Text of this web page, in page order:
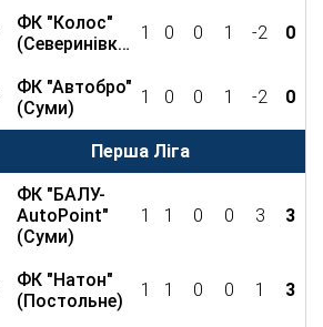
ФК "Колос"
(Северинівка)
1 0 0 1 -2 0
ФК "Автобро"
(Суми)
1 0 0 1 -2 0
Перша Ліга
ФК "БАЛУ-
AutoPoint"
(Суми)
1 1 0 0 3 3
ФК "Натон"
(Постольне)
1 1 0 0 1 3